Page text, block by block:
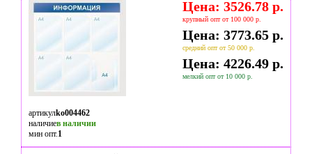
Цена: 3526.78 р.
крупный опт от 100 000 р.
Цена: 3773.65 р.
средний опт от 50 000 р.
Цена: 4226.49 р.
мелкий опт от 10 000 р.
артикулko004462
наличиев наличии
мин опт.1